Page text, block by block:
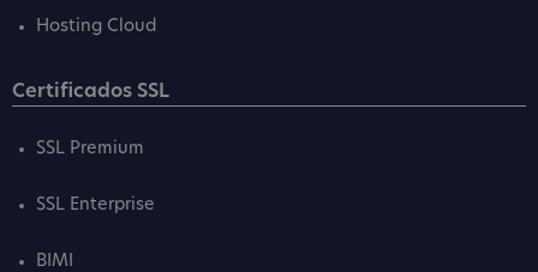
Hosting Cloud
Certificados SSL
SSL Premium
SSL Enterprise
BIMI